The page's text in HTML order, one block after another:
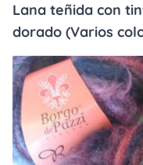
Lana teñida con
dorado (Varios